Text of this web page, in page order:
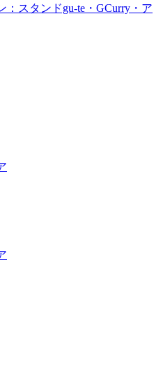
：スタンドgu-te・GCurry・ア